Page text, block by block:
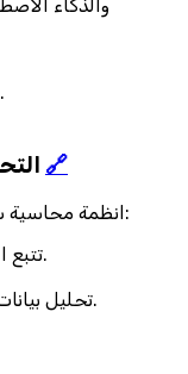
لتجنب توقف الأعمال عند حدوث اضطرابات.
🔗
انظمة محاسيةتمكّين الشركات من:
تتبعفي الوقت الفعلي.
تحليل بيانات سلسلة الإمداد لاتخاذ قرارات أسرع.